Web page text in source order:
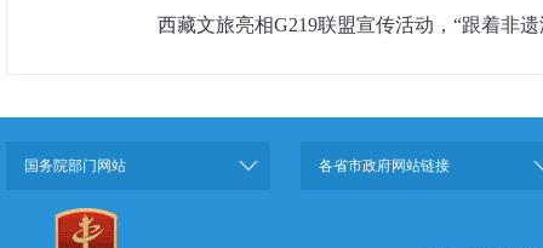
西藏文旅亮相G219联盟宣传活动，“跟着非
国务院部门网站 各省市政府网站链接